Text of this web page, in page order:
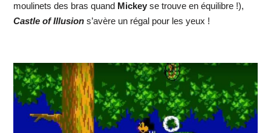
moulinets des bras quand Mickeyse trouve en équilibre !),
Castle of Illusions’avère un régal pour les yeux !